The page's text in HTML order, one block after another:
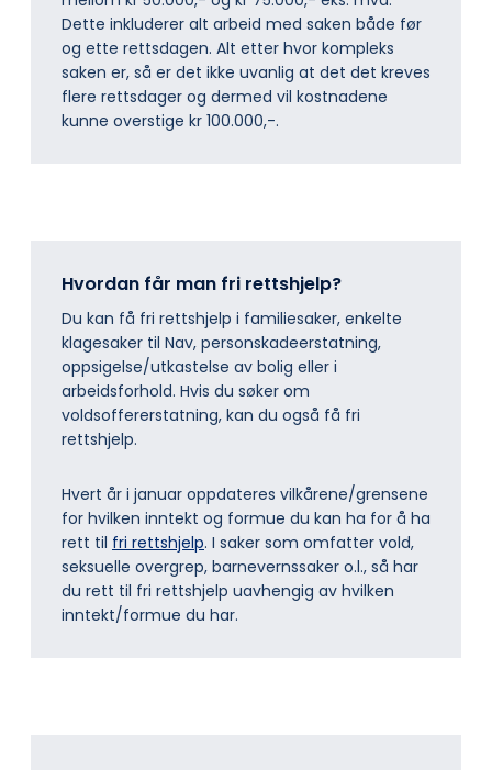
Dette inkluderer alt arbeid med saken både før
og ette rettsdagen. Alt etter hvor kompleks
saken er, så er det ikke uvanlig at det det kreves
flere rettsdager og dermed vil kostnadene
kunne overstige kr 100.000,-.
Hvordan får man fri rettshjelp?
Du kan få fri rettshjelp i familiesaker, enkelte
klagesaker til Nav, personskadeerstatning,
oppsigelse/utkastelse av bolig eller i
arbeidsforhold. Hvis du søker om
voldsoffererstatning, kan du også få fri
rettshjelp.
Hvert år i januar oppdateres vilkårene/grensene
for hvilken inntekt og formue du kan ha for å ha
rett til fri rettshjelp. I saker som omfatter vold,
seksuelle overgrep, barnevernssaker o.l., så har
du rett til fri rettshjelp uavhengig av hvilken
inntekt/formue du har.